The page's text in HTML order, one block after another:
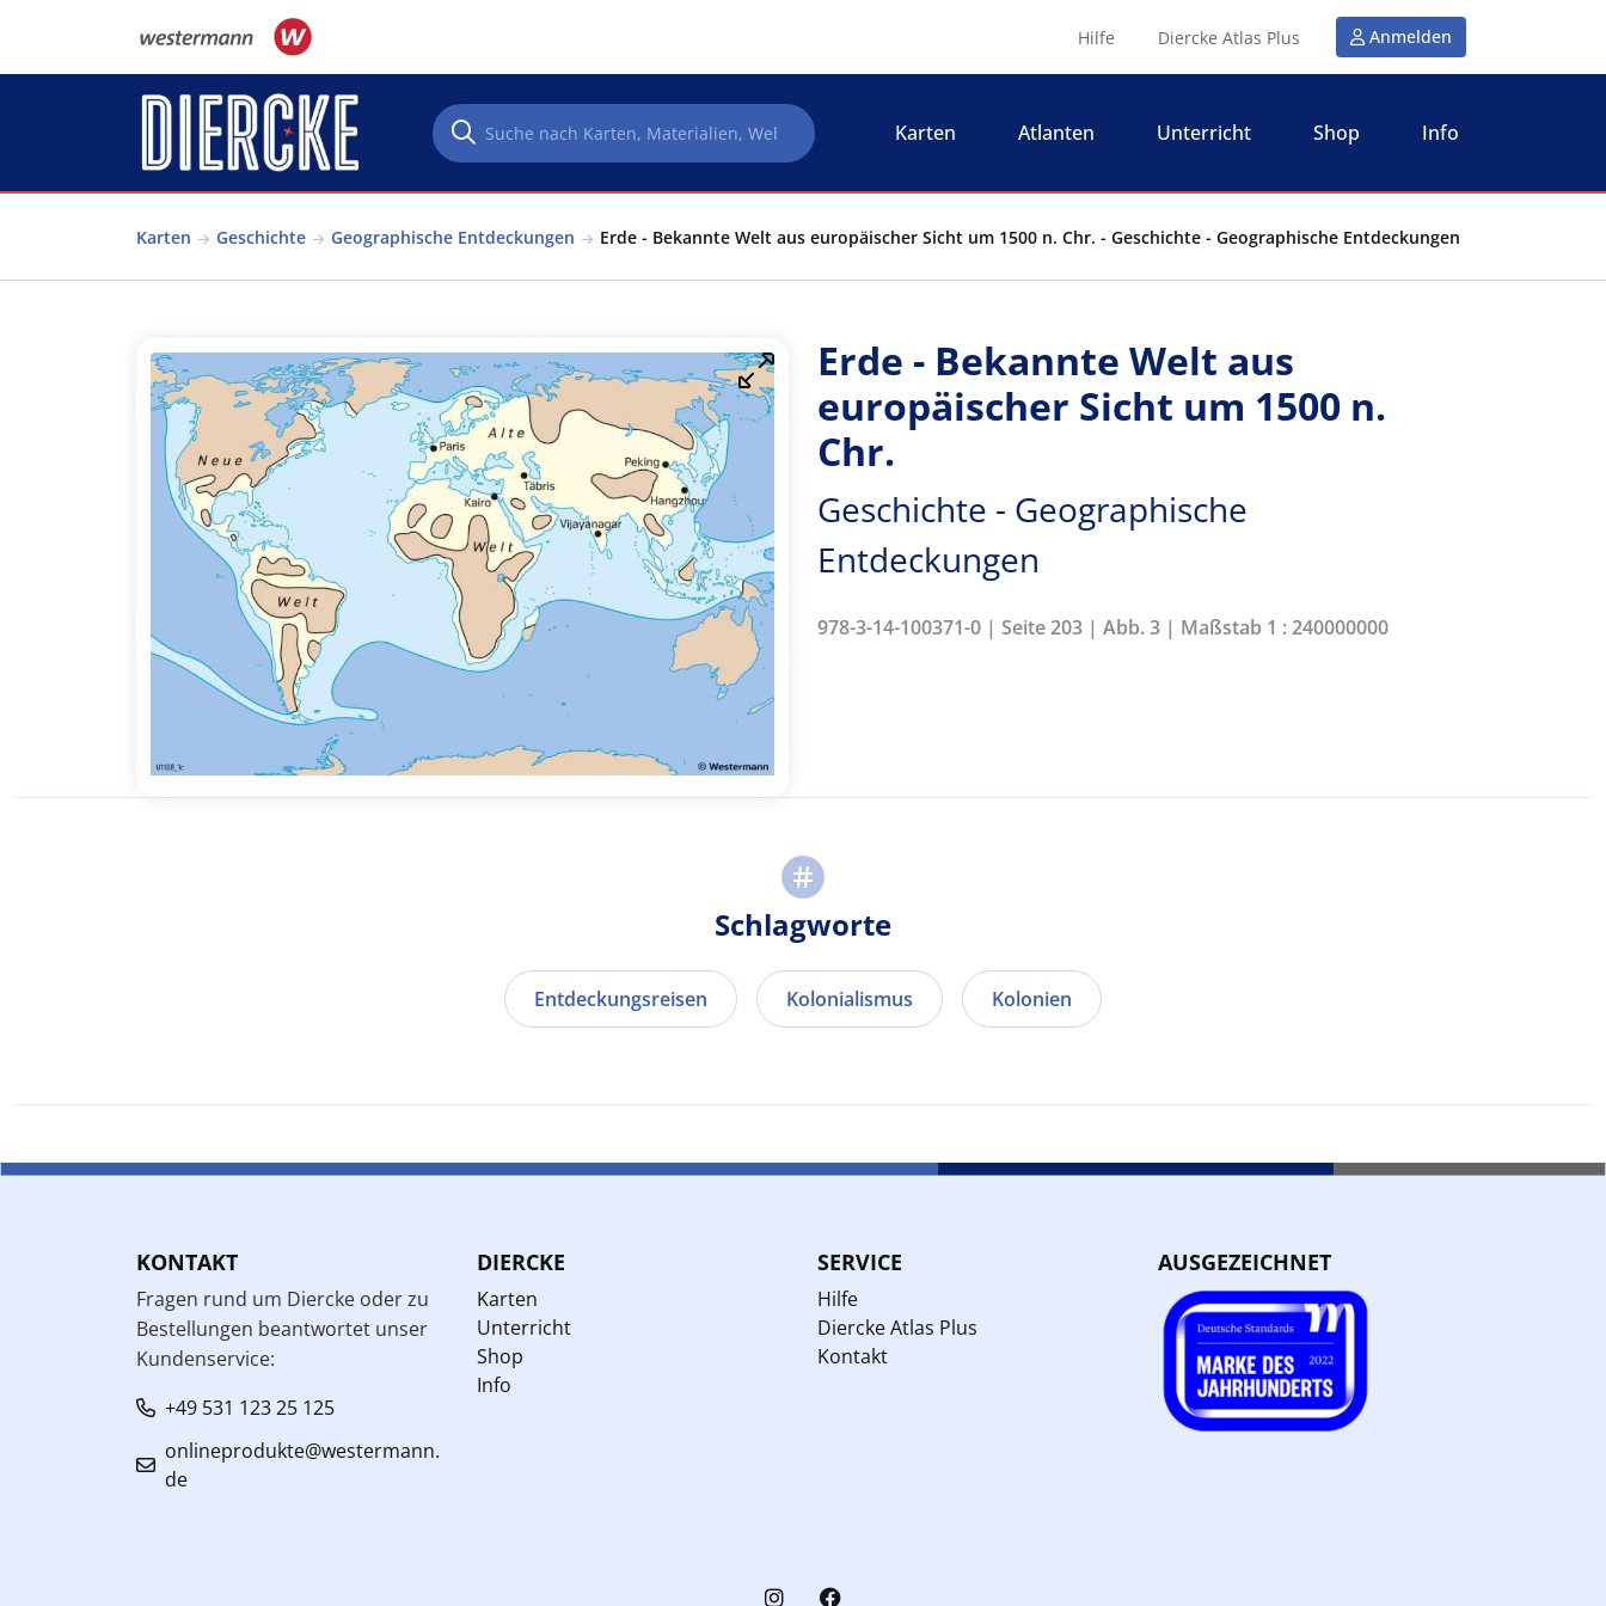
Hilfe Diercke Atlas Plus Anmelden
Karten Atlanten Unterricht Shop Info
Karten Geschichte Geographische Entdeckungen Erde - Bekannte Welt aus europäischer Sicht um 1500 n. Chr. - Geschichte - Geographische Entdeckungen
Erde - Bekannte Welt aus
europäischer Sicht um 1500 n.
Chr.
Geschichte - Geographische
Entdeckungen
978-3-14-100371-0 | Seite 203 | Abb. 3 | Maßstab 1 : 240000000
Schlagworte
Entdeckungsreisen Kolonialismus Kolonien
KONTAKT
Fragen rund um Diercke oder zu
Bestellungen beantwortet unser
Kundenservice:
+49 531 123 25 125
onlineprodukte@westermann.
de
DIERCKE
Karten
Unterricht
Shop
Info
SERVICE
Hilfe
Diercke Atlas Plus
Kontakt
AUSGEZEICHNET